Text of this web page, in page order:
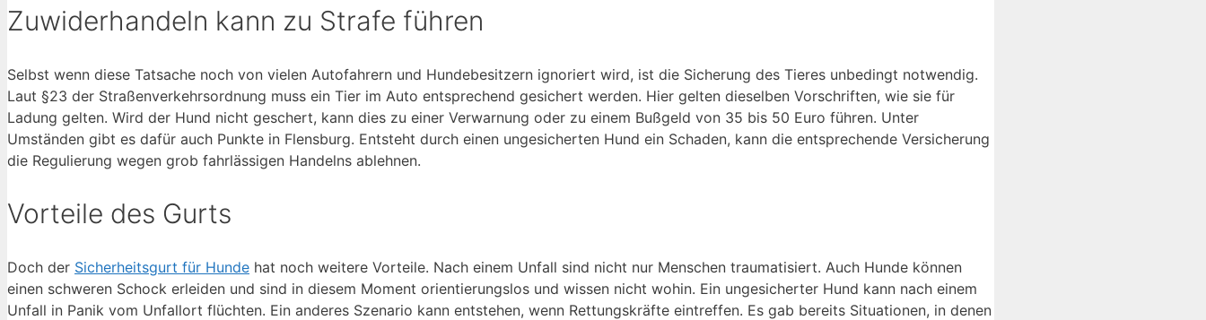
Zuwiderhandeln kann zu Strafe führen
Selbst wenn diese Tatsache noch von vielen Autofahrern und Hundebesitzern ignoriert wird, ist die Sicherung des Tieres unbedingt notwendig.
Laut §23 der Straßenverkehrsordnung muss ein Tier im Auto entsprechend gesichert werden. Hier gelten dieselben Vorschriften, wie sie für
Ladung gelten. Wird der Hund nicht geschert, kann dies zu einer Verwarnung oder zu einem Bußgeld von 35 bis 50 Euro führen. Unter
Umständen gibt es dafür auch Punkte in Flensburg. Entsteht durch einen ungesicherten Hund ein Schaden, kann die entsprechende Versicherung
die Regulierung wegen grob fahrlässigen Handelns ablehnen.
Vorteile des Gurts
Doch der Sicherheitsgurt für Hunde hat noch weitere Vorteile. Nach einem Unfall sind nicht nur Menschen traumatisiert. Auch Hunde können
einen schweren Schock erleiden und sind in diesem Moment orientierungslos und wissen nicht wohin. Ein ungesicherter Hund kann nach einem
Unfall in Panik vom Unfallort flüchten. Ein anderes Szenario kann entstehen, wenn Rettungskräfte eintreffen. Es gab bereits Situationen, in denen